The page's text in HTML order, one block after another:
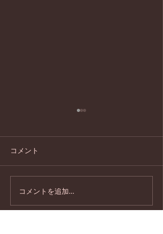
石門心学風土記 第４０
回 備中の国 敬明舎
コメント
コメントを追加…